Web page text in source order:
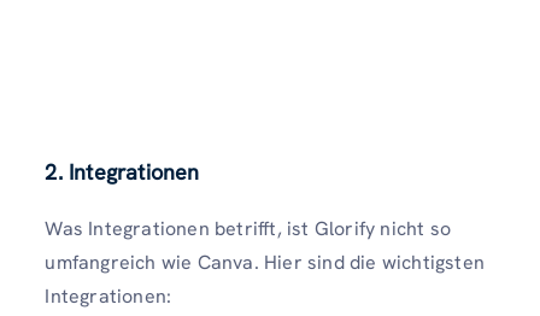
2. Integrationen
Was Integrationen betrifft, ist Glorify nicht so
umfangreich wie Canva. Hier sind die wichtigsten
Integrationen: